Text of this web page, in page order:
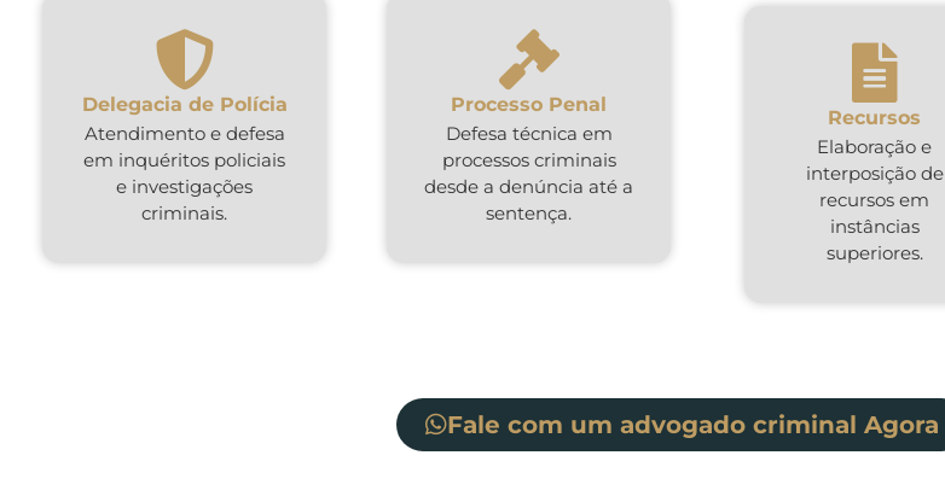
Delegacia de Polícia
Atendimento e defesa
em inquéritos policiais
e investigações
criminais.
Processo Penal
Defesa técnica em
processos criminais
desde a denúncia até a
sentença.
Recursos
Elaboração e
interposição de
recursos em
instâncias
superiores.
Fale com um advogado criminal Agora